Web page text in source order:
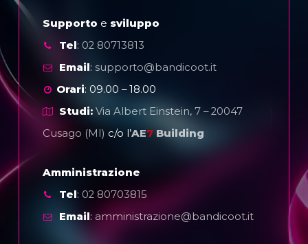
Supporto e sviluppo
Tel : 02 80713813
Email : supporto@bandicoot.it
Orari: 09.00 – 18.00
Studi: Via Albert Einstein, 7 – 20047
Cusago (MI) c/o l’AE7Building
Amministrazione
Tel : 02 80703815
Email : amministrazione@bandicoot.it